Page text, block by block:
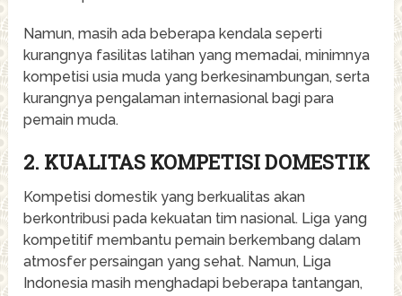
Namun, masih ada beberapa kendala seperti
kurangnya fasilitas latihan yang memadai, minimnya
kompetisi usia muda yang berkesinambungan, serta
kurangnya pengalaman internasional bagi para
pemain muda.
2. KUALITAS KOMPETISI DOMESTIK
Kompetisi domestik yang berkualitas akan
berkontribusi pada kekuatan tim nasional. Liga yang
kompetitif membantu pemain berkembang dalam
atmosfer persaingan yang sehat. Namun, Liga
Indonesia masih menghadapi beberapa tantangan,